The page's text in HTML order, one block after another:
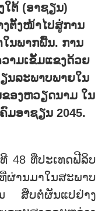
ໃຕ້ (ອາຊຽນ)
ງຕັ້ງໜ້າໄປສູ່ການ
ນພາກພື້ນ. ການ
າມເຂັ້ມແຂງດ້ວຍ
ນລະພາບພາຍໃນ
ອງຫວຽດນາມ ໃນ
ມອາຊຽນ 2045.
48 ທີ່ປະເທດຟີລິບ
ນມາໃນສະພາບ
ສືບຕໍ່ຜັນແປຢ່າງ